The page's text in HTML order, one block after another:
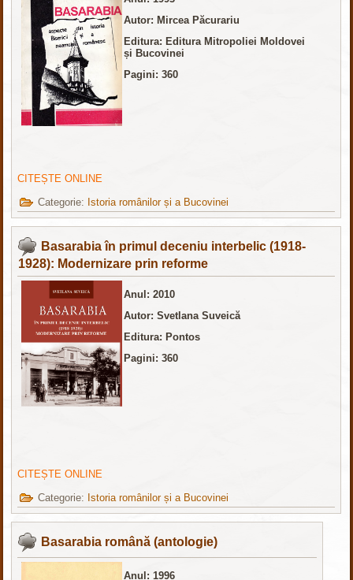
Autor: Mircea Păcurariu
Editura: Editura Mitropoliei Moldovei
și Bucovinei
Pagini: 360
CITEȘTE ONLINE
Categorie: Istoria românilor și a Bucovinei
Basarabia în primul deceniu interbelic (1918-
1928): Modernizare prin reforme
Anul: 2010
Autor: Svetlana Suveică
Editura: Pontos
Pagini: 360
CITEȘTE ONLINE
Categorie: Istoria românilor și a Bucovinei
Basarabia română (antologie)
Anul: 1996